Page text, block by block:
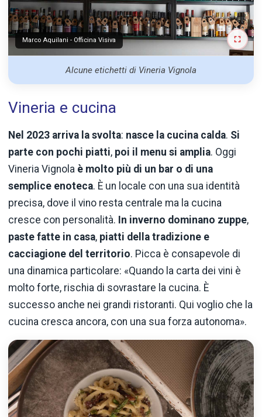
Marco Aquilani - Officina Visiva
Alcune etichetti di Vineria Vignola
Vineria e cucina
Nel 2023 arriva la svolta: nasce la cucina calda. Si
parte con pochi piatti, poi il menu si amplia. Oggi
Vineria Vignola è molto più di un bar o di una
semplice enoteca. È un locale con una sua identità
precisa, dove il vino resta centrale ma la cucina
cresce con personalità. In inverno dominano zuppe,
paste fatte in casa, piatti della tradizione e
cacciagione del territorio. Picca è consapevole di
una dinamica particolare: «Quando la carta dei vini è
molto forte, rischia di sovrastare la cucina. È
successo anche nei grandi ristoranti. Qui voglio che la
cucina cresca ancora, con una sua forza autonoma».